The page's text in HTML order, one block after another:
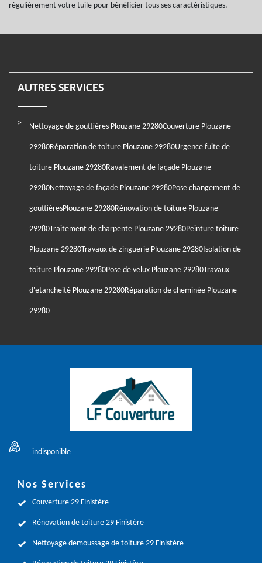
régulièrement votre tuile pour bénéficier tous ses caractéristiques.
AUTRES SERVICES
Nettoyage de gouttières Plouzane 29280Couverture Plouzane
29280Réparation de toiture Plouzane 29280Urgence fuite de
toiture Plouzane 29280Ravalement de façade Plouzane
29280Nettoyage de façade Plouzane 29280Pose changement de
gouttièresPlouzane 29280Rénovation de toiture Plouzane
29280Traitement de charpente Plouzane 29280Peinture toiture
Plouzane 29280Travaux de zinguerie Plouzane 29280Isolation de
toiture Plouzane 29280Pose de velux Plouzane 29280Travaux
d'etancheité Plouzane 29280Réparation de cheminée Plouzane
29280
indisponible
Nos Services
Couverture 29 Finistère
Rénovation de toiture 29 Finistère
Nettoyage demoussage de toiture 29 Finistère